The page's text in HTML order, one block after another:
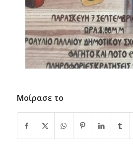
Μοίρασε το